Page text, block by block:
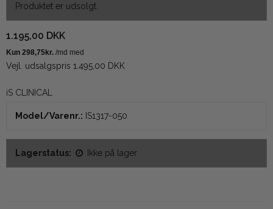
Produktet er udsolgt.
1.195,00 DKK
Vejl. udsalgspris 1.495,00 DKK
iS CLINICAL
Model/Varenr.: IS1317-050
Lagerstatus: Ikke på lager